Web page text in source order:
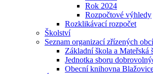
Rok 2024
Rozpočtové výhledy
Rozklikávací rozpočet
Školství
Seznam organizací zřízených obcí
Základní škola a Mateřská
Jednotka sboru
Obecní knihovna